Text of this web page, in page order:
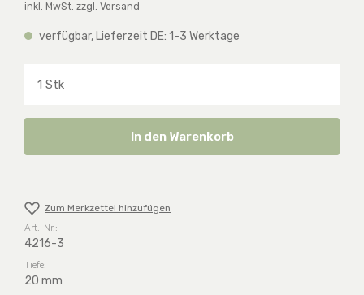
inkl. MwSt. zzgl. Versand
verfügbar, Lieferzeit DE: 1-3 Werktage
In den Warenkorb
Zum Merkzettel hinzufügen
Art.-Nr.:
4216-3
Tiefe:
20 mm